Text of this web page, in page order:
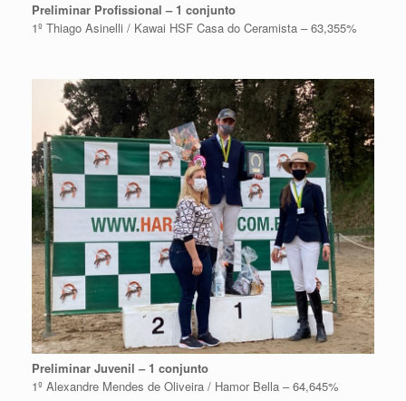
Preliminar Profissional – 1 conjunto
1º Thiago Asinelli / Kawai HSF Casa do Ceramista – 63,355%
Preliminar Juvenil – 1 conjunto
1º Alexandre Mendes de Oliveira / Hamor Bella – 64,645%